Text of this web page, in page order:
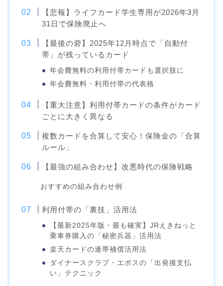
【悲報】ライフカード学生専用が2026年3月
31日で保険廃止へ
【最後の砦】2025年12月時点で「自動付
帯」が残っているカード
年会費無料の利用付帯カードも選択肢に
年会費無料・利用付帯の代表格
【重大注意】利用付帯カードの条件がカード
ごとに大きく異なる
複数カードを合算して安心！保険金の「合算
ルール」
【最強の組み合わせ】改悪時代の保険戦略
おすすめの組み合わせ例
利用付帯の「裏技」活用法
【最新2025年版・最も確実】JRえきねっと
乗車券購入の「秘密兵器」活用法
楽天カードの連帯補償活用法
ダイナースクラブ・エポスの「出発後支払
い」テクニック